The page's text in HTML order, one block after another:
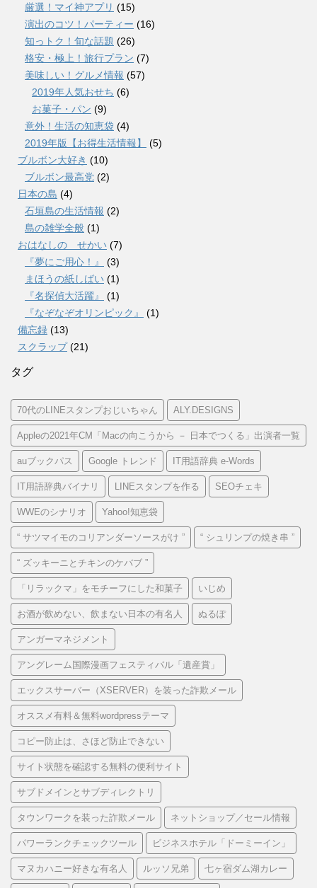
厳選！マイ神アプリ (15)
演出のコツ！パーティー (16)
知っトク！旬な話題 (26)
格安・極上！旅行プラン (7)
美味しい！グルメ情報 (57)
2019年人気おせち (6)
お菓子・パン (9)
意外！生活の知恵袋 (4)
2019年版【お得生活情報】
(5)
ブルボン大好き (10)
ブルボン最高党 (2)
日本の島 (4)
石垣島の生活情報 (2)
島の雑学全般 (1)
おはなしの せかい (7)
『夢にご用心！』
(3)
まほうの紙しばい (1)
『名探偵大活躍』
(1)
『なぞなぞオリンピック』
(1)
備忘録 (13)
スクラップ(21)
タグ
70代のLINEスタンプおじいちゃん ALY.DESIGNS
Appleの2021年CM「Macの向こうから － 日本でつくる」出演者一覧
auブックパス Google トレンド IT用語辞典 e-Words
IT用語辞典バイナリ LINEスタンプを作る SEOチェキ
WWEのシナリオ Yahoo!知恵袋
“ サツマイモのコリアンダーソースがけ ” “ シュリンプの焼き串 ”
“ ズッキーニとチキンのケバブ ”
「リラックマ」をモチーフにした和菓子 いじめ
お酒が飲めない、飲まない日本の有名人 ぬるぽ
アンガーマネジメント
アングレーム国際漫画フェスティバル「遺産賞」
エックスサーバー（XSERVER）を装った詐欺メール
オススメ有料＆無料wordpressテーマ
コピー防止は、さほど防止できない
サイト状態を確認する無料の便利サイト
サブドメインとサブディレクトリ
タウンワークを装った詐欺メール ネットショップ／セール情報
パワーランクチェックツール ビジネスホテル「ドーミーイン」
マヌカハニー好きな有名人 ルッソ兄弟 七ヶ宿ダム湖カレー